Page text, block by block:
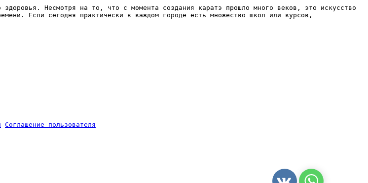
здоровья. Несмотря на то, что с момента создания каратэ прошло много веков, это искусство
Если сегодня практически в каждом городе есть множество школ или курсов,
Соглашение пользователя